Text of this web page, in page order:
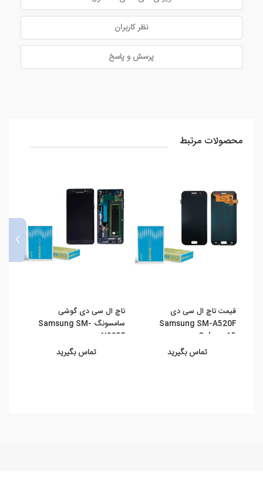
نظر کاربران
پرسش و پاسخ
محصولات مرتبط
قیمت تاچ ال سی دی
Samsung SM-A520F
Galaxy A5 ...
تماس بگیرید
تاچ ال سی دی گوشی
سامسونگ Samsung SM-
N935F ...
تماس بگیرید
›